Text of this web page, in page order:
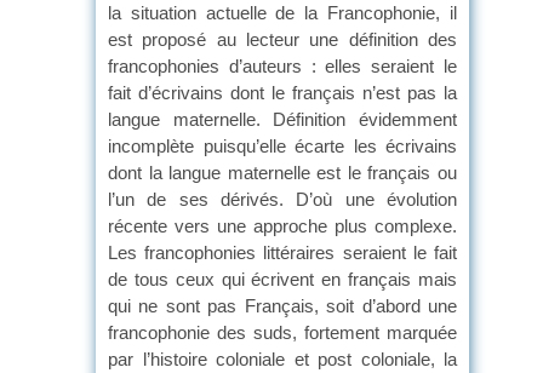
la situation actuelle de la Francophonie, il
est proposé au lecteur une définition des
francophonies d’auteurs : elles seraient le
fait d’écrivains dont le français n’est pas la
langue maternelle. Définition évidemment
incomplète puisqu’elle écarte les écrivains
dont la langue maternelle est le français ou
l’un de ses dérivés. D’où une évolution
récente vers une approche plus complexe.
Les francophonies littéraires seraient le fait
de tous ceux qui écrivent en français mais
qui ne sont pas Français, soit d’abord une
francophonie des suds, fortement marquée
par l’histoire coloniale et post coloniale, la